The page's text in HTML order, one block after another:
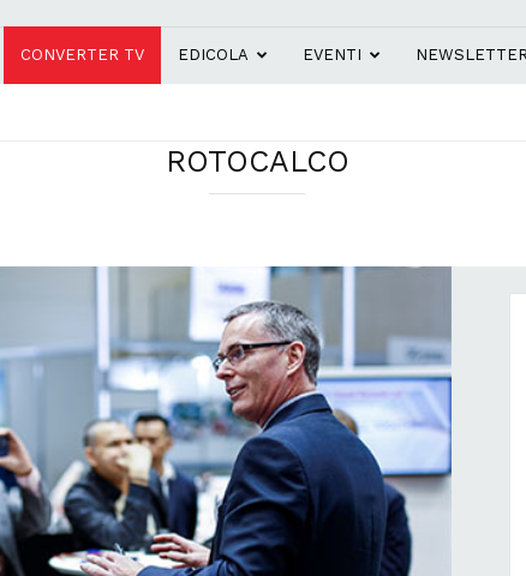
CONVERTER TV EDICOLA EVENTI
ROTOCALCO